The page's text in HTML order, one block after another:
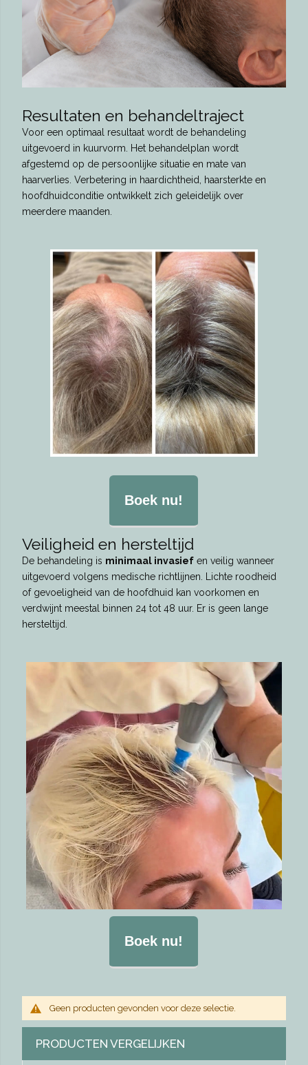
Resultaten en behandeltraject
Voor een optimaal resultaat wordt de behandeling
uitgevoerd in kuurvorm. Het behandelplan wordt
afgestemd op de persoonlijke situatie en mate van
haarverlies. Verbetering in haardichtheid, haarsterkte en
hoofdhuidconditie ontwikkelt zich geleidelijk over
meerdere maanden.
Boek nu!
Veiligheid en hersteltijd
De behandeling is minimaal invasief en veilig wanneer
uitgevoerd volgens medische richtlijnen. Lichte roodheid
of gevoeligheid van de hoofdhuid kan voorkomen en
verdwijnt meestal binnen 24 tot 48 uur. Er is geen lange
hersteltijd.
Boek nu!
Geen producten gevonden voor deze selectie.
PRODUCTEN VERGELIJKEN